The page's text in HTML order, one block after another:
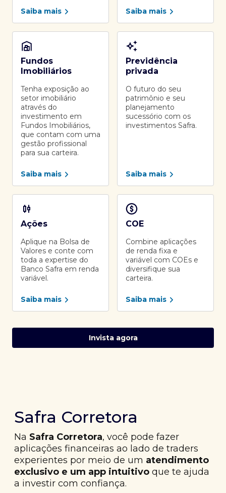
Saiba mais Saiba mais
Fundos
Imobiliários
Tenha exposição ao
setor imobiliário
através do
investimento em
Fundos Imobiliários,
que contam com uma
gestão profissional
para sua carteira.
Saiba mais
Previdência
privada
O futuro do seu
patrimônio e seu
planejamento
sucessório com os
investimentos Safra.
Saiba mais
Ações
Aplique na Bolsa de
Valores e conte com
toda a expertise do
Banco Safra em renda
variável.
Saiba mais
COE
Combine aplicações
de renda fixa e
variável com COEs e
diversifique sua
carteira.
Saiba mais
Invista agora
Safra Corretora
Na Safra Corretora, você pode fazer
aplicações financeiras ao lado de traders
experientes por meio de um atendimento
exclusivo e um app intuitivo que te ajuda
a investir com confiança.